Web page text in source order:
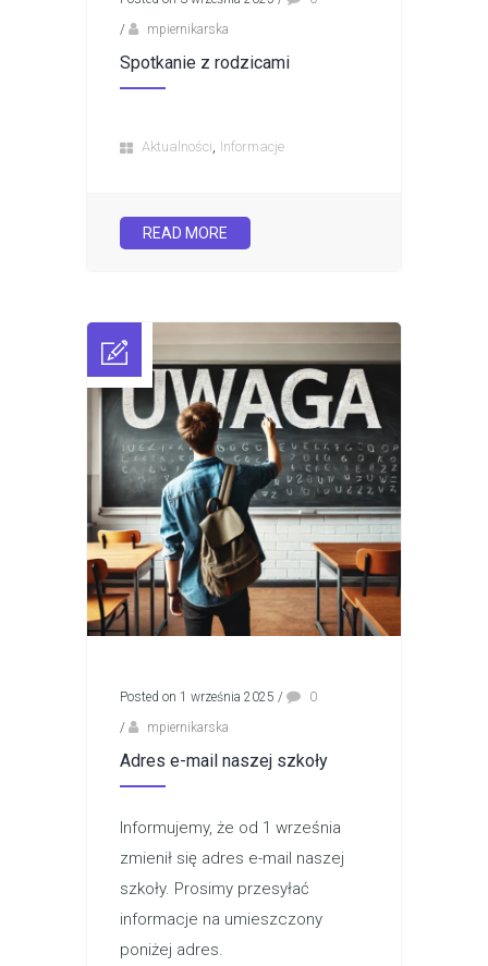
/
mpiernikarska
Spotkanie z rodzicami
Aktualności Informacje
READ MORE
Posted on 1 września 2025 /
0
/
mpiernikarska
Adres e-mail naszej szkoły
Informujemy, że od 1 września
zmienił się adres e-mail naszej
szkoły. Prosimy przesyłać
informacje na umieszczony
poniżej adres.